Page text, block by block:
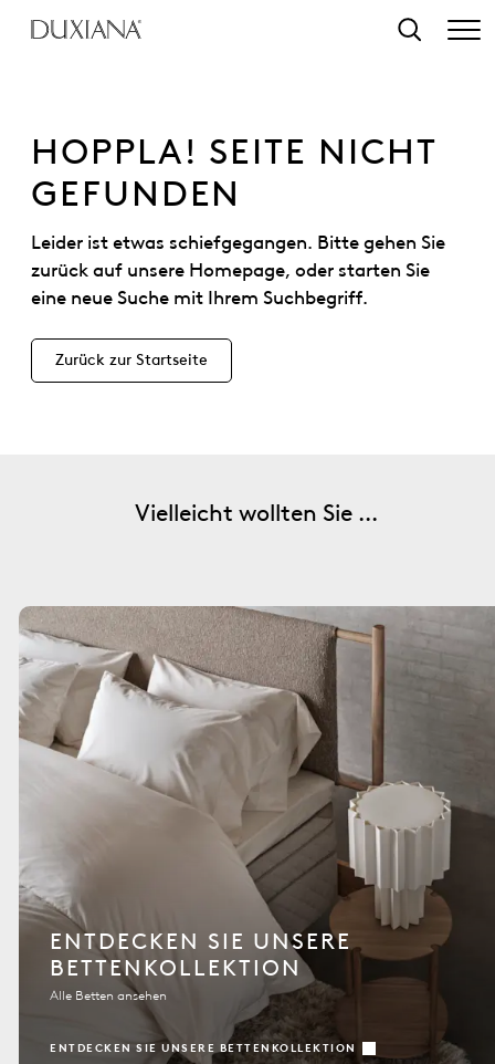
Suche
HOPPLA! SEITE NICHT
GEFUNDEN
Leider ist etwas schiefgegangen. Bitte gehen Sie
zurück auf unsere Homepage, oder starten Sie
eine neue Suche mit Ihrem Suchbegriff.
Zurück zur Startseite
Vielleicht wollten Sie ...
ENTDECKEN SIE UNSERE
BETTENKOLLEKTION
Alle Betten ansehen
ENTDECKEN SIE UNSERE BETTENKOLLEKTION